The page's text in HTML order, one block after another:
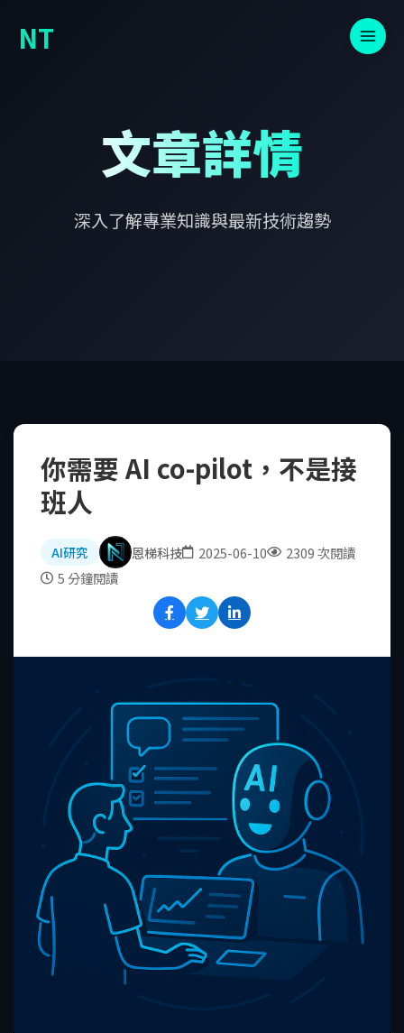
NT
文章詳情
深入了解專業知識與最新技術趨勢
你需要 AI co-pilot，不是接
班人
AI研究 恩梯科技 2025-06-10
2309 次閱讀
5 分鐘閱讀